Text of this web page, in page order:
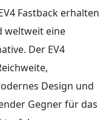
Fastback erhalten
weltweit eine
Der EV4
Design und
Gegner für das